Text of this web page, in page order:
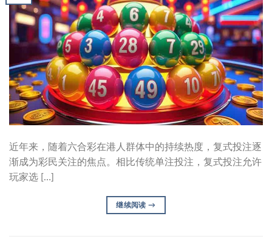
近年来，随着六合彩在港人群体中的持续热度，复式投注逐
渐成为彩民关注的焦点。相比传统单注投注，复式投注允许
玩家选 […]
继续阅读→